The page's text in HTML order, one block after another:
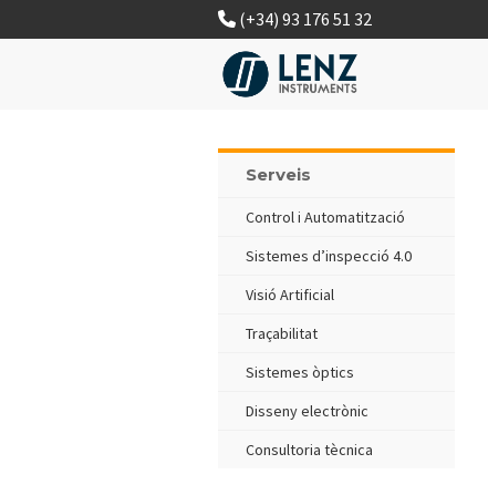
(+34) 93 176 51 32
Serveis
Control i Automatització
Sistemes d’inspecció 4.0
Visió Artificial
Traçabilitat
Sistemes òptics
Disseny electrònic
Consultoria tècnica